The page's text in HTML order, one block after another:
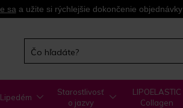
sa a užite si rýchlejšie dokončenie objednávky
Lipedém
Starostlivosť
o jazvy
LIPOELASTIC
Collagen